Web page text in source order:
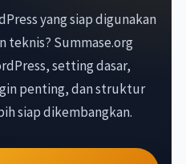
yang siap digunakan
teknis? Summase.org
setting dasar,
penting, dan struktur
siap dikembangkan.